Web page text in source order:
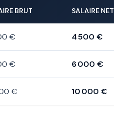
BRUT SALAIRE NET
€ 4 500 €
€ 6 000 €
€ 10 000 €